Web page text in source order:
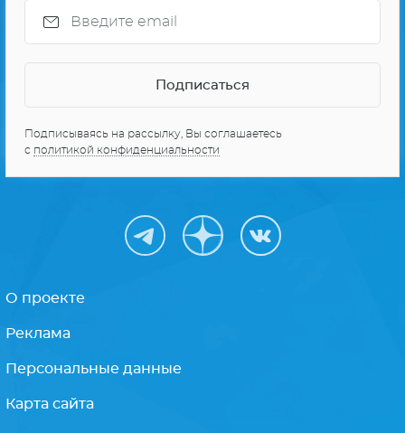
Подписываясь на рассылку, Вы соглашаетесь
с политикой конфиденциальности
О проекте
Реклама
Персональные данные
Карта сайта